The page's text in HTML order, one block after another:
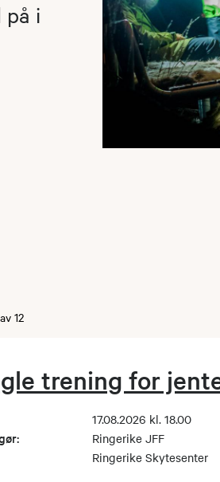
i
av12
trening for
17.08.2026 kl. 18.00
Ringerike JFF
Ringerike Skytesenter